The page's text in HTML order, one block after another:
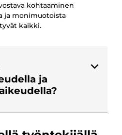
kohtaaminen
ja monimuotoista
kaikki.
ja